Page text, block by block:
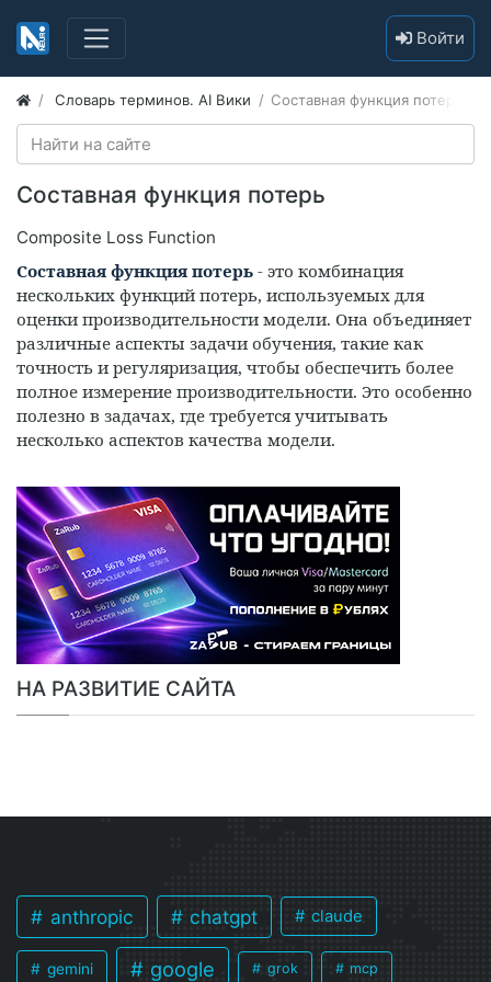
Войти
Словарь терминов. AI Вики ​Составная функция потерь
​Составная функция потерь
Composite Loss Function
Составная функция потерь - это комбинация
нескольких функций потерь, используемых для
оценки производительности модели. Она объединяет
различные аспекты задачи обучения, такие как
точность и регуляризация, чтобы обеспечить более
полное измерение производительности. Это особенно
полезно в задачах, где требуется учитывать
несколько аспектов качества модели.
НА РАЗВИТИЕ САЙТА
anthropic chatgpt claude
gemini google grok mcp